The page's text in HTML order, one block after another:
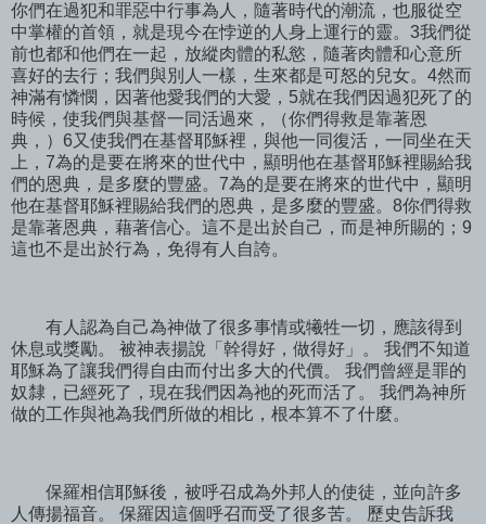
你們在過犯和罪惡中行事為人，隨著時代的潮流，也服從空
中掌權的首領，就是現今在悖逆的人身上運行的靈。3我們從
前也都和他們在一起，放縱肉體的私慾，隨著肉體和心意所
喜好的去行；我們與別人一樣，生來都是可怒的兒女。4然而
神滿有憐憫，因著他愛我們的大愛，5就在我們因過犯死了的
時候，使我們與基督一同活過來，（你們得救是靠著恩
典，）6又使我們在基督耶穌裡，與他一同復活，一同坐在天
上，7為的是要在將來的世代中，顯明他在基督耶穌裡賜給我
們的恩典，是多麼的豐盛。7為的是要在將來的世代中，顯明
他在基督耶穌裡賜給我們的恩典，是多麼的豐盛。8你們得救
是靠著恩典，藉著信心。這不是出於自己，而是神所賜的；9
這也不是出於行為，免得有人自誇。
有人認為自己為神做了很多事情或犧牲一切，應該得到
休息或獎勵。 被神表揚說「幹得好，做得好」。 我們不知道
耶穌為了讓我們得自由而付出多大的代價。 我們曾經是罪的
奴隸，已經死了，現在我們因為祂的死而活了。 我們為神所
做的工作與祂為我們所做的相比，根本算不了什麼。
保羅相信耶穌後，被呼召成為外邦人的使徒，並向許多
人傳揚福音。 保羅因這個呼召而受了很多苦。 歷史告訴我